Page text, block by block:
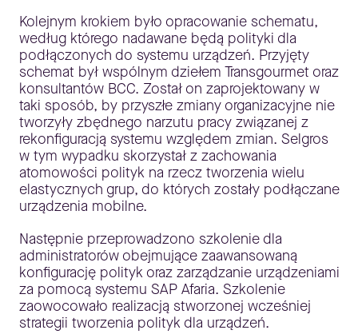
Kolejnym krokiem było opracowanie schematu,
według którego nadawane będą polityki dla
podłączonych do systemu urządzeń. Przyjęty
schemat był wspólnym dziełem Transgourmet oraz
konsultantów BCC. Został on zaprojektowany w
taki sposób, by przyszłe zmiany organizacyjne nie
tworzyły zbędnego narzutu pracy związanej z
rekonfiguracją systemu względem zmian. Selgros
w tym wypadku skorzystał z zachowania
atomowości polityk na rzecz tworzenia wielu
elastycznych grup, do których zostały podłączane
urządzenia mobilne.
Następnie przeprowadzono szkolenie dla
administratorów obejmujące zaawansowaną
konfigurację polityk oraz zarządzanie urządzeniami
za pomocą systemu SAP Afaria. Szkolenie
zaowocowało realizacją stworzonej wcześniej
strategii tworzenia polityk dla urządzeń.